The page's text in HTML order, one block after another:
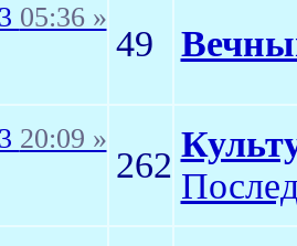
05:36 »
49
20:09 »
262